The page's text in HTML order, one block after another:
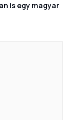
is egy magyar